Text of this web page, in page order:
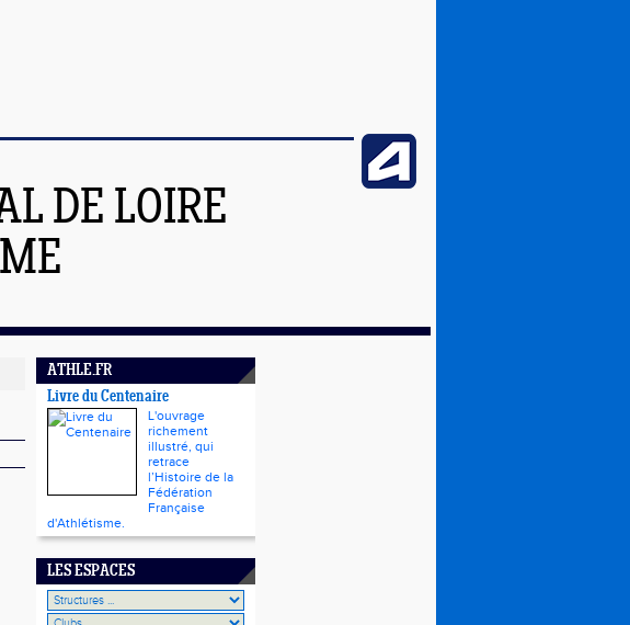
DE LOIRE
ATHLE.FR
Livre du Centenaire
L'ouvrage
richement
illustré, qui
retrace
l’Histoire de la
Fédération
Française
d'Athlétisme.
LES ESPACES